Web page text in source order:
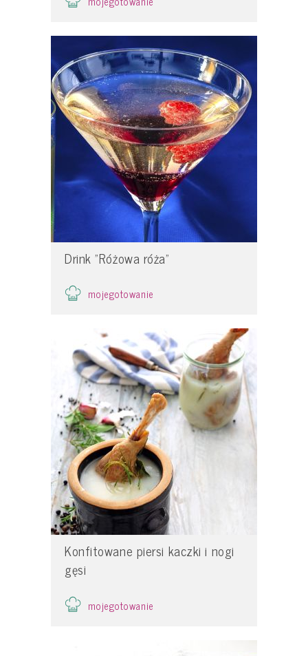
Drink "Różowa róża"
mojegotowanie
Konfitowane piersi kaczki i nogi
gęsi
mojegotowanie